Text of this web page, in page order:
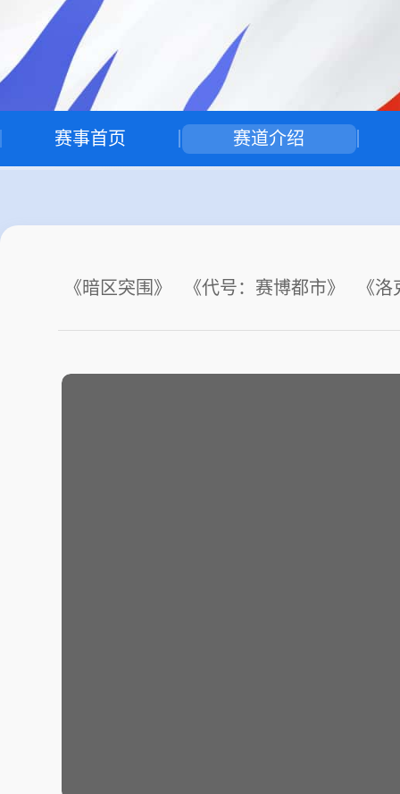
赛事首页 赛道介绍
《暗区突围》 《代号：赛博都市》 《